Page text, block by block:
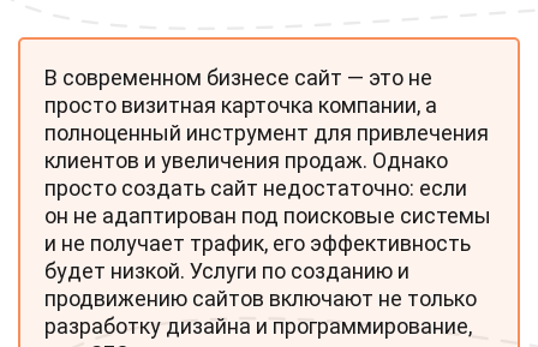
В современном бизнесе сайт — это не
просто визитная карточка компании, а
полноценный инструмент для привлечения
клиентов и увеличения продаж. Однако
просто создать сайт недостаточно: если
он не адаптирован под поисковые системы
и не получает трафик, его эффективность
будет низкой. Услуги по созданию и
продвижению сайтов включают не только
разработку дизайна и программирование,